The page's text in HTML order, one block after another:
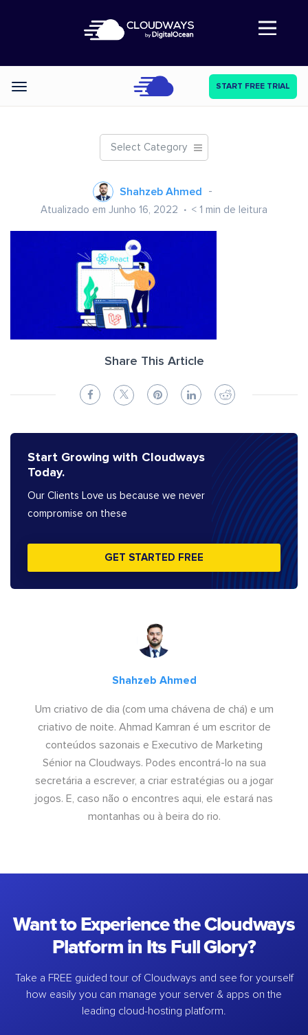
Abre a navegação
Categories START FREE TRIAL
Select Category
Shahzeb Ahmed
Atualizado em Junho 16, 2022 < 1 min de leitura
Share This Article
Start Growing with Cloudways
Today.
Our Clients Love us because we never
compromise on these
GET STARTED FREE
Shahzeb Ahmed
Um criativo de dia (com uma chávena de chá) e um
criativo de noite. Ahmad Kamran é um escritor de
conteúdos sazonais e Executivo de Marketing
Sénior na Cloudways. Podes encontrá-lo na sua
secretária a escrever, a criar estratégias ou a jogar
jogos. E, caso não o encontres aqui, ele estará nas
montanhas ou à beira do rio.
Want to Experience the Cloudways
Platform in Its Full Glory?
Take a FREE guided tour of Cloudways and see for yourself
how easily you can manage your server & apps on the
leading cloud-hosting platform.